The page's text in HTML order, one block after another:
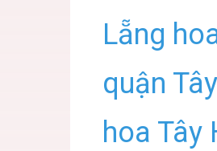
Lẵng
quận
hoa Tây